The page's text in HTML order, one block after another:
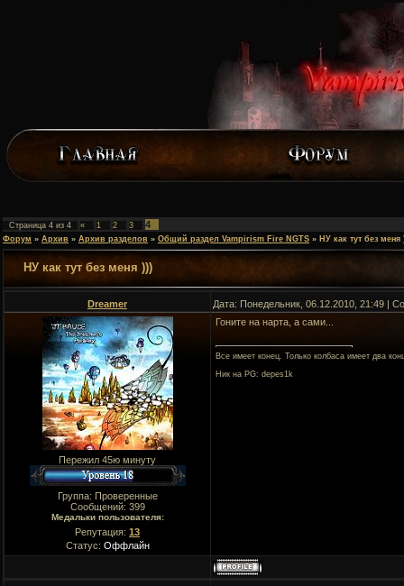
Страница 4 из 4 « 1 2 3 4
Форум » Архив » Архив разделов » Общий раздел Vampirism Fire NGTS » НУ как тут без меня
НУ как тут без меня )))
Dreamer Дата: Понедельник, 06.12.2010, 21:49 |
Пережил 45ю минуту
Группа: Проверенные
Сообщений: 399
Медальки пользователя:
Репутация: 13
Статус: Оффлайн
Гоните на нарта, а сами...
Все имеет конец. Только колбаса имеет два
Ник на PG: depes1k